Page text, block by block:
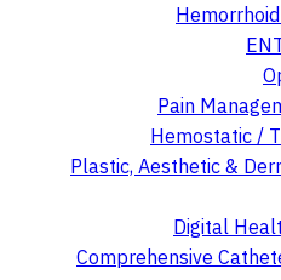
Pain
Hemostatic /
Plastic, Aesthetic &
Digital
Comprehensive